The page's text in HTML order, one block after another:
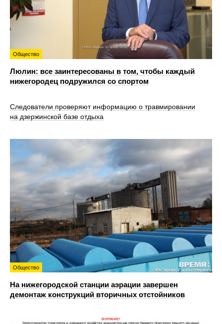
Общество
Люлин: все заинтересованы в том, чтобы каждый
нижегородец подружился со спортом
Следователи проверяют информацию о травмировании
на дзержинской базе отдыха
Общество
На нижегородской станции аэрации завершен
демонтаж конструкций вторичных отстойников